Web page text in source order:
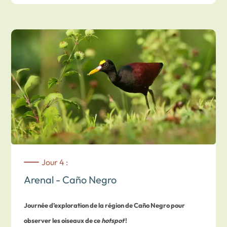
nombreuses espèces d’oiseaux évoluant dans cette région !
Puis vous aurez votre après-midi laissé libre pour
potentiellementpartir à la rencontre d’oiseauxdans d’autres
secteurs d’Arenal… Nuit dans un beau lodge de la région
d’Arenal, offrant une vue sur le volcan
et disposant de sa
propreréserve naturelle.
Jour 4 :
Arenal - Caño Negro
Journée d’exploration de la région de Caño Negro pour
observer les oiseaux de cehotspot!